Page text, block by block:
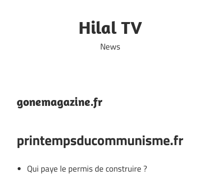
Hilal TV
News
gonemagazine.fr
printempsducommunisme.fr
Qui paye le permis de construire ?